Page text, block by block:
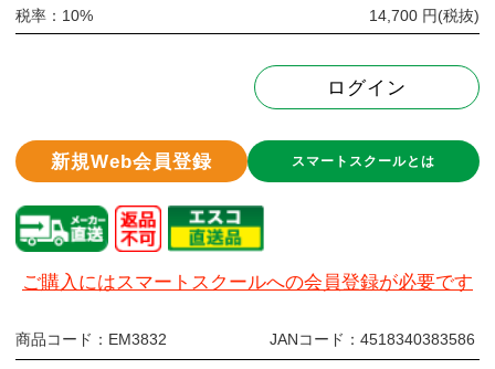
税率：10% 14,700 円(税抜)
ログイン
新規Web会員登録 スマートスクールとは
ご購入にはスマートスクールへの会員登録が必要です
商品コード： EM3832 JANコード： 4518340383586